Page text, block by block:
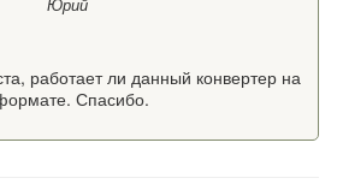
Юрий
работает ли данный конвертер на
Спасибо.